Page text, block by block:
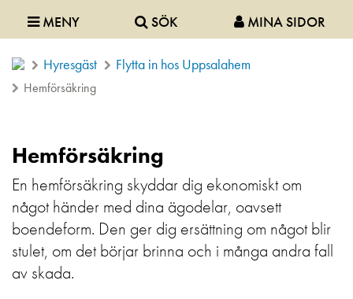
MENY SÖK MINA SIDOR
Hyresgäst Flytta in hos Uppsalahem
Hemförsäkring
Hemförsäkring
En hemförsäkring skyddar dig ekonomiskt om
något händer med dina ägodelar, oavsett
boendeform. Den ger dig ersättning om något blir
stulet, om det börjar brinna och i många andra fall
av skada.